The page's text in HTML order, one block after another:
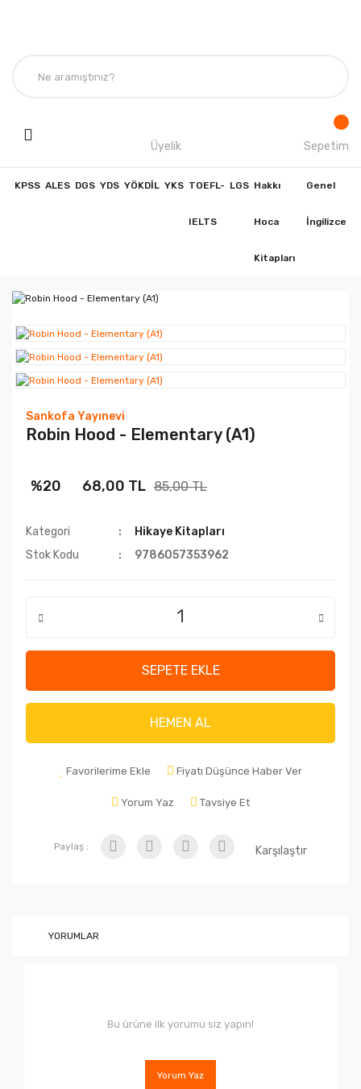
Üyelik Sepetim
KPSS ALES DGS YDS YÖKDİL YKS TOEFL-
IELTS
LGS Hakkı
Hoca
Kitapları
Genel
İngilizce
Sankofa Yayınevi
Robin Hood - Elementary (A1)
%20 68,00 TL 85,00 TL
Kategori
Hikaye Kitapları
Stok Kodu
9786057353962
SEPETE EKLE
HEMEN AL
Favorilerime Ekle Fiyatı Düşünce Haber Ver
Yorum Yaz Tavsiye Et
Paylaş : Karşılaştır
YORUMLAR
Bu ürüne ilk yorumu siz yapın!
Yorum Yaz